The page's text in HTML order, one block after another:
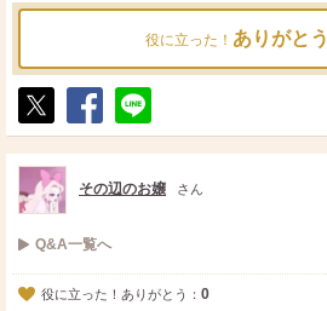
役に立った！ ありがとう
ポ
ス
ト
シ
ェ
送
る
その辺のお嬢 さん
Q&A一覧へ
役に立った！ありがとう： 0